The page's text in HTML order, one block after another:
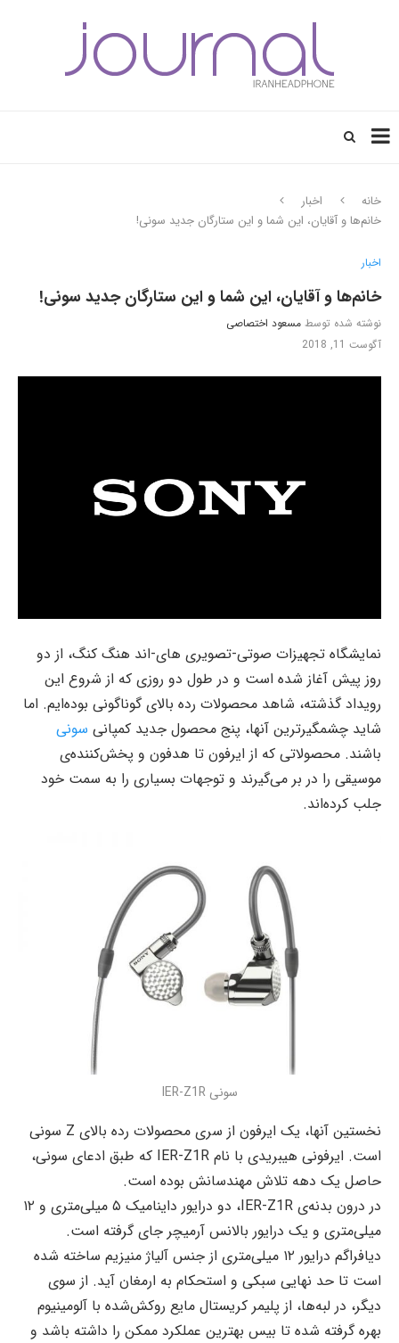
خانه
اخبار
خانم‌ها و آقایان، این شما و این ستارگان جدید سونی!
اخبار
خانم‌ها و آقایان، این شما و این ستارگان جدید سونی!
نوشته شده توسط مسعود اختصاصی
آگوست 11, 2018
نمایشگاه‌ تجهیزات صوتی-تصویری های‌-اند هنگ کنگ، از دو
روز پیش آغاز شده است و در طول دو روزی که از شروع این
رویداد گذشته، شاهد محصولات رده بالای گوناگونی بوده‌ایم. اما
شاید چشمگیرترین آنها، پنج محصول جدید کمپانی سونی
باشند. محصولاتی که از ایرفون تا هدفون و پخش‌کننده‌ی
موسیقی را در بر می‌گیرند و توجهات بسیاری را به سمت خود
جلب کرده‌اند.
سونی IER-Z1R
نخستین آنها، یک ایرفون از سری محصولات رده بالای Z سونی
است. ایرفونی هیبریدی با نام IER-Z1R که طبق ادعای سونی،
حاصل یک دهه تلاش مهندسانش بوده است.
در درون بدنه‌ی IER-Z1R، دو درایور داینامیک ۵ میلی‌متری و ۱۲
میلی‌متری و یک درایور بالانس آرمیچر جای گرفته است.
دیافراگم درایور ۱۲ میلی‌متری از جنس آلیاژ منیزیم ساخته شده
است تا حد نهایی سبکی و استحکام به ارمغان آید. از سوی
دیگر، در لبه‌ها، از پلیمر کریستال مایع روکش‌شده با آلومینیوم
بهره گرفته شده تا بیس بهترین عملکرد ممکن را داشته باشد و